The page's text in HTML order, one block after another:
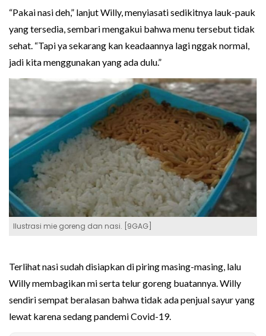
“Pakai nasi deh,” lanjut Willy, menyiasati sedikitnya lauk-pauk
yang tersedia, sembari mengakui bahwa menu tersebut tidak
sehat. “Tapi ya sekarang kan keadaannya lagi nggak normal,
jadi kita menggunakan yang ada dulu.”
Ilustrasi mie goreng dan nasi. [9GAG]
Terlihat nasi sudah disiapkan di piring masing-masing, lalu
Willy membagikan mi serta telur goreng buatannya. Willy
sendiri sempat beralasan bahwa tidak ada penjual sayur yang
lewat karena sedang pandemi Covid-19.